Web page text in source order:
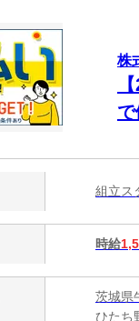
株
組立
時給
茨城県
ひたち